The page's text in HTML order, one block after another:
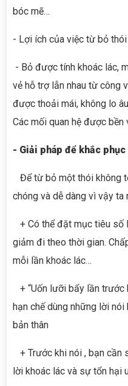
bóc mẽ…
- Lợi ích của việc từ bỏ
- Bỏ được tính khoác lác,
vẻ hỗ trợ lẫn nhau từ công
được thoải mái, không lo
Các mối quan hệ được
- Giải pháp để khắc
Để từ bỏ một thói không
chóng và dễ dàng vì vậy
+ Có thể đặt mục tiêu số
giảm đi theo thời gian.
mỗi lần khoác lác…
+ “Uốn lưỡi bẩy lần trước
hạn chế dùng những lời
bản thân
+ Trước khi nói , bạn cần
lời khoác lác và sự tổn hại